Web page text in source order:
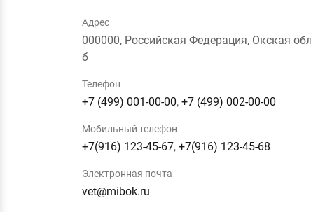
Адрес
000000, Российская Федерация, Окская
б
Телефон
+7 (499) 001-00-00, +7 (499) 002-00-00
Мобильный телефон
+7(916) 123-45-67, +7(916) 123-45-68
Электронная почта
vet@mibok.ru